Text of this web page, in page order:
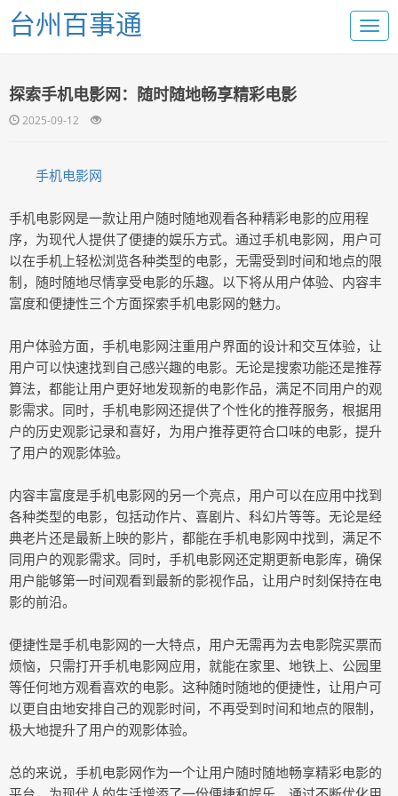
台州百事通
探索手机电影网：随时随地畅享精彩电影
2025-09-12
手机电影网
手机电影网是一款让用户随时随地观看各种精彩电影的应用程
序，为现代人提供了便捷的娱乐方式。通过手机电影网，用户可
以在手机上轻松浏览各种类型的电影，无需受到时间和地点的限
制，随时随地尽情享受电影的乐趣。以下将从用户体验、内容丰
富度和便捷性三个方面探索手机电影网的魅力。
用户体验方面，手机电影网注重用户界面的设计和交互体验，让
用户可以快速找到自己感兴趣的电影。无论是搜索功能还是推荐
算法，都能让用户更好地发现新的电影作品，满足不同用户的观
影需求。同时，手机电影网还提供了个性化的推荐服务，根据用
户的历史观影记录和喜好，为用户推荐更符合口味的电影，提升
了用户的观影体验。
内容丰富度是手机电影网的另一个亮点，用户可以在应用中找到
各种类型的电影，包括动作片、喜剧片、科幻片等等。无论是经
典老片还是最新上映的影片，都能在手机电影网中找到，满足不
同用户的观影需求。同时，手机电影网还定期更新电影库，确保
用户能够第一时间观看到最新的影视作品，让用户时刻保持在电
影的前沿。
便捷性是手机电影网的一大特点，用户无需再为去电影院买票而
烦恼，只需打开手机电影网应用，就能在家里、地铁上、公园里
等任何地方观看喜欢的电影。这种随时随地的便捷性，让用户可
以更自由地安排自己的观影时间，不再受到时间和地点的限制，
极大地提升了用户的观影体验。
总的来说，手机电影网作为一个让用户随时随地畅享精彩电影的